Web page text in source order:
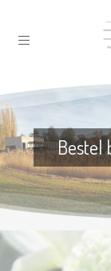
BIJ OVERLIJDEN
VOORAFREGELING
WEBSHOP
Bestel